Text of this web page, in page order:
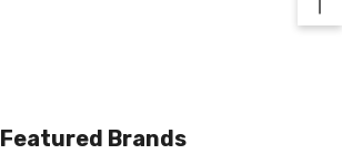
Featured Brands